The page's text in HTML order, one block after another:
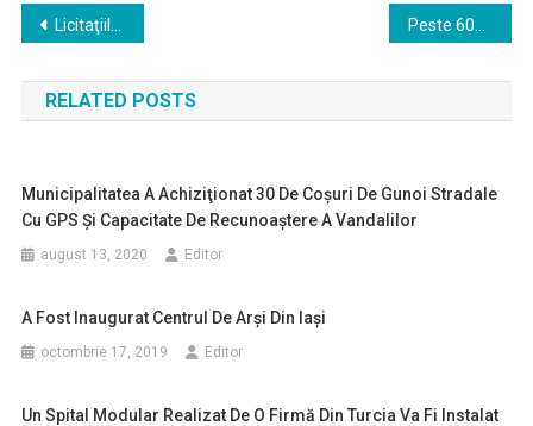
Navigare
în
articole
Licitaţiile pentru construirea Spitalului Regional de Urgenţă (SRU) Iaşi ar putea fi lansate în acest an
RELATED POSTS
Municipalitatea A Achiziţionat 30 De Coşuri De Gunoi Stradale
Cu GPS Şi Capacitate De Recunoaştere A Vandalilor
august 13, 2020 Editor
A Fost Inaugurat Centrul De Arşi Din Iaşi
octombrie 17, 2019 Editor
Un Spital Modular Realizat De O Firmă Din Turcia Va Fi Instalat